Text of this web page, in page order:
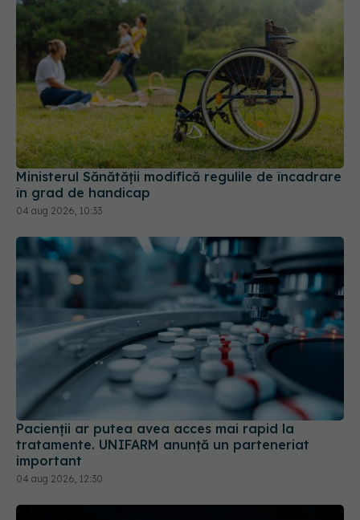
Ministerul Sănătății modifică regulile de încadrare
în grad de handicap
04 aug 2026, 10:33
Pacienții ar putea avea acces mai rapid la
tratamente. UNIFARM anunță un parteneriat
important
04 aug 2026, 12:30